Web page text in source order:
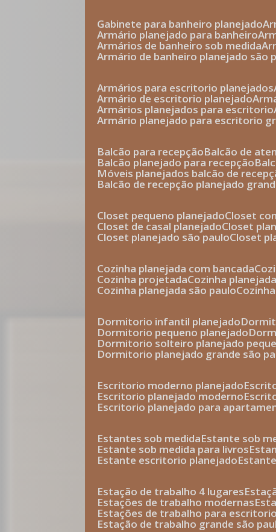
gabinete para banheiro planejado
armário planejado para banheiro
armários de banheiro sob medida
armário de banheiro planejado são
armários para escritorio planejados
armário de escritorio planejado
armários planejados para escritorio
armário planejado para escritorio
balcão para recepção
balcão de
balcão planejado para recepção
móveis planejados balcão de
balcão de recepção planejado
closet pequeno planejado closet
closet de casal planejado closet
closet planejado são paulo closet
cozinha planejada com bancada
cozinha projetada cozinha
cozinha planejada são paulo
dormitorio infantil planejado
dormitorio pequeno planejado
dormitorio solteiro planejado
dormitorio planejado grande são
escritorio moderno planejado
escritorio planejado moderno
escritorio planejado para
estantes sob medida estante sob
estante sob medida para livros
estante escritorio planejado
estação de trabalho 4 lugares
estações de trabalho modernas
estações de trabalho para escritorio
estação de trabalho grande são